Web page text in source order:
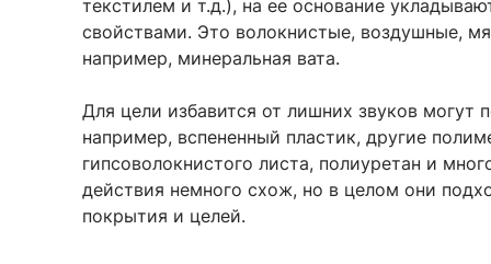
текстилем и т.д.), на ее основание
свойствами. Это волокнистые, воздушные,
например, минеральная вата.
Для цели избавится от лишних звуков могут
например, вспененный пластик, другие
гипсоволокнистого листа, полиуретан и
действия немного схож, но в целом они
покрытия и целей.